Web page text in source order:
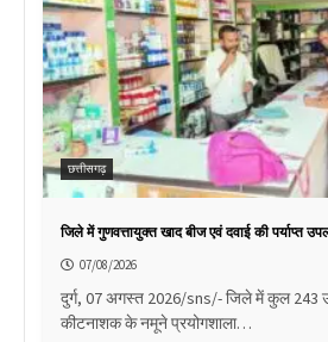
छत्तीसगढ़
जिले में गुणवत्तायुक्त खाद बीज एवं दवाई की पर्याप्त
07/08/2026
दुर्ग, 07 अगस्त 2026/sns/- जिले में कुल 243
कीटनाशक के नमूने प्रयोगशाला…